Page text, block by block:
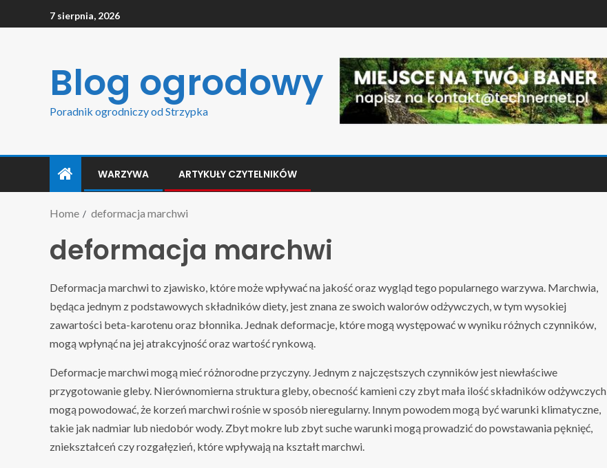
7 sierpnia, 2026
Blog ogrodowy
Poradnik ogrodniczy od Strzypka
WARZYWA ARTYKUŁY CZYTELNIKÓW
Home deformacja marchwi
deformacja marchwi
Deformacja marchwi to zjawisko, które może wpływać na jakość oraz wygląd tego popularnego warzywa. Marchwia,
będąca jednym z podstawowych składników diety, jest znana ze swoich walorów odżywczych, w tym wysokiej
zawartości beta-karotenu oraz błonnika. Jednak deformacje, które mogą występować w wyniku różnych czynników,
mogą wpłynąć na jej atrakcyjność oraz wartość rynkową.
Deformacje marchwi mogą mieć różnorodne przyczyny. Jednym z najczęstszych czynników jest niewłaściwe
przygotowanie gleby. Nierównomierna struktura gleby, obecność kamieni czy zbyt mała ilość składników odżywczych
mogą powodować, że korzeń marchwi rośnie w sposób nieregularny. Innym powodem mogą być warunki klimatyczne,
takie jak nadmiar lub niedobór wody. Zbyt mokre lub zbyt suche warunki mogą prowadzić do powstawania pęknięć,
zniekształceń czy rozgałęzień, które wpływają na kształt marchwi.